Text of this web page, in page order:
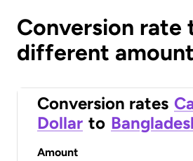
Conversion rate
different
Conversion rates
Dollar to
Amount